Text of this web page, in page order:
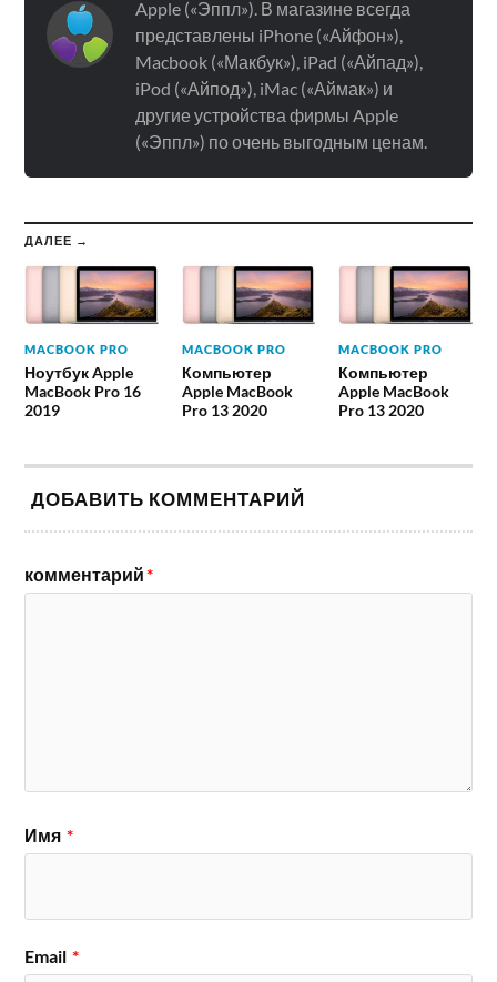
Apple («Эппл»). В магазине всегда
представлены iPhone («Айфон»),
Macbook («Макбук»), iPad («Айпад»),
iPod («Айпод»), iMac («Аймак») и
другие устройства фирмы Apple
(«Эппл») по очень выгодным ценам.
ДАЛЕЕ →
MACBOOK PRO
Ноутбук Apple
MacBook Pro 16
2019
MACBOOK PRO
Компьютер
Apple MacBook
Pro 13 2020
MACBOOK PRO
Компьютер
Apple MacBook
Pro 13 2020
ДОБАВИТЬ КОММЕНТАРИЙ
комментарий*
Имя *
Email *